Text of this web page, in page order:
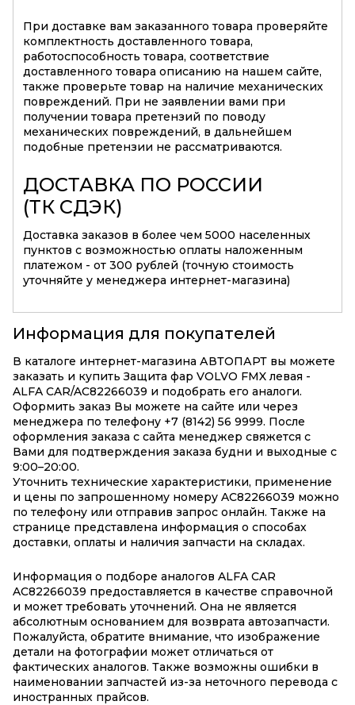
При доставке вам заказанного товара проверяйте
комплектность доставленного товара,
работоспособность товара, соответствие
доставленного товара описанию на нашем сайте,
также проверьте товар на наличие механических
повреждений. При не заявлении вами при
получении товара претензий по поводу
механических повреждений, в дальнейшем
подобные претензии не рассматриваются.
ДОСТАВКА ПО РОССИИ
(ТК СДЭК)
Доставка заказов в более чем 5000 населенных
пунктов с возможностью оплаты наложенным
платежом - от 300 рублей (точную стоимость
уточняйте у менеджера интернет-магазина)
Информация для покупателей
В каталоге интернет-магазина АВТОПАРТ вы можете
заказать и купить Защита фар VOLVO FMX левая -
ALFA CAR/AC82266039 и подобрать его аналоги.
Оформить заказ Вы можете на сайте или через
менеджера по телефону +7 (8142) 56 9999. После
оформления заказа с сайта менеджер свяжется с
Вами для подтверждения заказа будни и выходные с
9:00–20:00.
Уточнить технические характеристики, применение
и цены по запрошенному номеру AC82266039 можно
по телефону или отправив запрос онлайн. Также на
странице представлена информация о способах
доставки, оплаты и наличия запчасти на складах.
Информация о подборе аналогов ALFA CAR
AC82266039 предоставляется в качестве справочной
и может требовать уточнений. Она не является
абсолютным основанием для возврата автозапчасти.
Пожалуйста, обратите внимание, что изображение
детали на фотографии может отличаться от
фактических аналогов. Также возможны ошибки в
наименовании запчастей из-за неточного перевода с
иностранных прайсов.